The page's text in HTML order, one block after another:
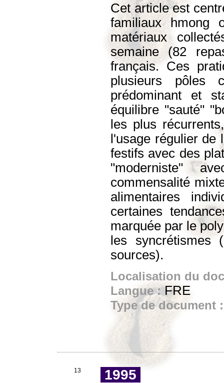
Cet article est
familiaux hmong
matériaux
semaine (82
français. Ces
plusieurs pôles
prédominant et
équilibre "sauté"
les plus
l'usage régulier de
festifs avec des
"moderniste"
commensalité
alimentaires
certaines
marquée par le
les syncrétismes
sources).
Localisation du
Langue :FRE
Type de document
13 1995